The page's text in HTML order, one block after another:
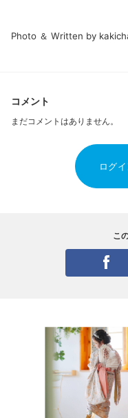
Photo ＆ Written by
コメント
まだコメントはありません。
ログ
こ